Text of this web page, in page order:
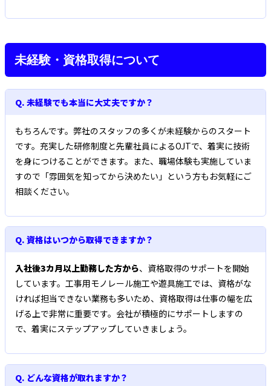
未経験・資格取得について
Q. 未経験でも本当に大丈夫ですか？
もちろんです。弊社のスタッフの多くが未経験からのスタート
です。充実した研修制度と先輩社員によるOJTで、着実に技術
を身につけることができます。また、職場体験も実施していま
すので「雰囲気を知ってから決めたい」という方もお気軽にご
相談ください。
Q. 資格はいつから取得できますか？
入社後3カ月以上勤務した方から、資格取得のサポートを開始
しています。工事用モノレール施工や遊具施工では、資格がな
ければ担当できない業務も多いため、資格取得は仕事の幅を広
げる上で非常に重要です。会社が積極的にサポートしますの
で、着実にステップアップしていきましょう。
Q. どんな資格が取れますか？